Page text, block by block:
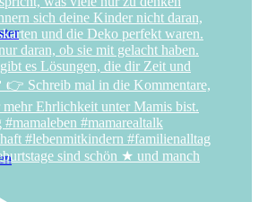
sind schön ★ und manch